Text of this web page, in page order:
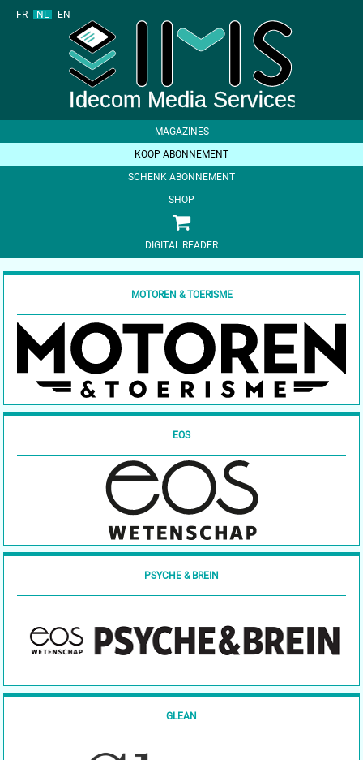
FR NL EN
MAGAZINES
KOOP ABONNEMENT
SCHENK ABONNEMENT
SHOP
DIGITAL READER
MOTOREN & TOERISME
EOS
PSYCHE & BREIN
GLEAN